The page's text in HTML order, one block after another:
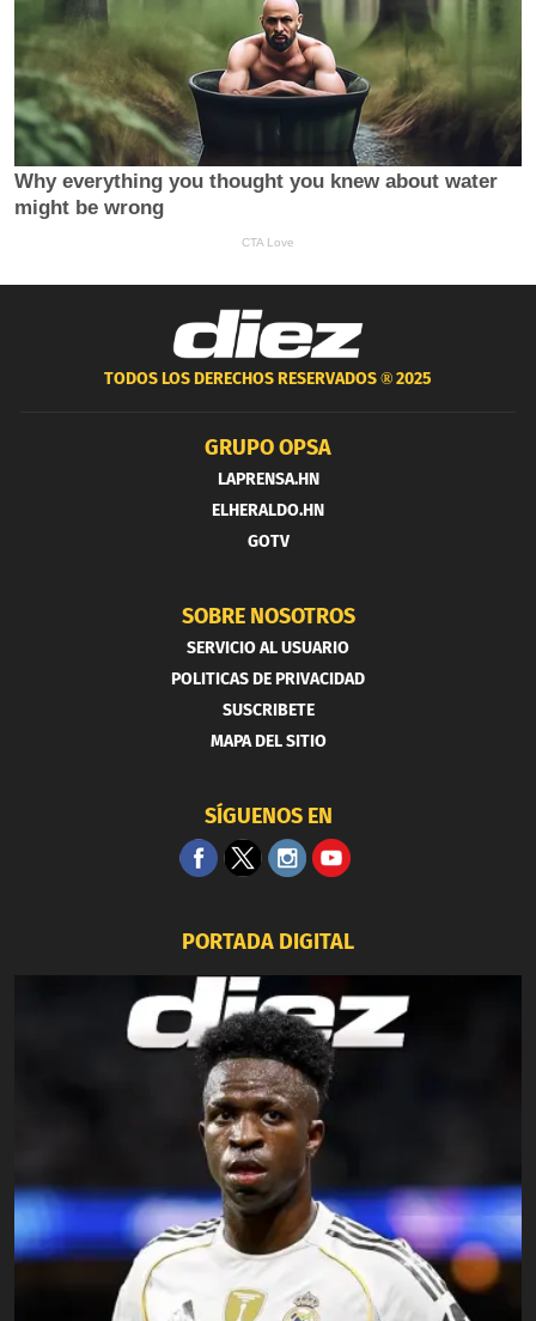
TODOS LOS DERECHOS RESERVADOS ®2025
GRUPO OPSA
LAPRENSA.HN
ELHERALDO.HN
GOTV
SOBRE NOSOTROS
SERVICIO AL USUARIO
POLITICAS DE PRIVACIDAD
SUSCRIBETE
MAPA DEL SITIO
SÍGUENOS EN
PORTADA DIGITAL